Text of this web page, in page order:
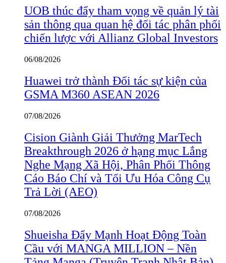
UOB thúc đẩy tham vọng về quản lý tài
sản thông qua quan hệ đối tác phân phối
chiến lược với Allianz Global Investors
06/08/2026
Huawei trở thành Đối tác sự kiện của
GSMA M360 ASEAN 2026
07/08/2026
Cision Giành Giải Thưởng MarTech
Breakthrough 2026 ở hạng mục Lắng
Nghe Mạng Xã Hội, Phân Phối Thông
Cáo Báo Chí và Tối Ưu Hóa Công Cụ
Trả Lời (AEO)
07/08/2026
Shueisha Đẩy Mạnh Hoạt Động Toàn
Cầu với MANGA MILLION – Nền